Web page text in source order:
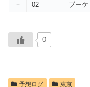
－
02 ブー
0
予想ログ 東京